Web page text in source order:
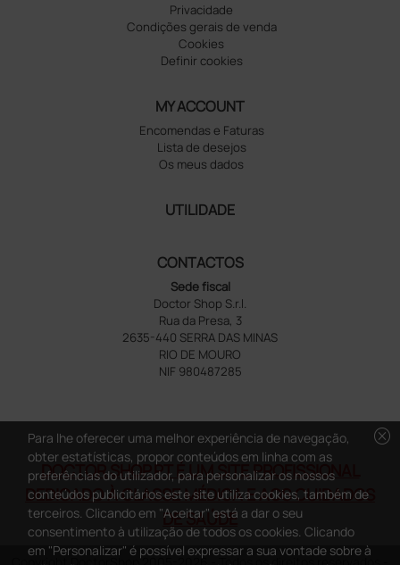
Privacidade
Condições gerais de venda
Cookies
Definir cookies
MY ACCOUNT
Encomendas e Faturas
Lista de desejos
Os meus dados
UTILIDADE
CONTACTOS
Sede fiscal
Doctor Shop S.r.l.
Rua da Presa, 3
2635-440 SERRA DAS MINAS
RIO DE MOURO
NIF 980487285
DOCTOR SHOP.PT É UM SITE PROFISSIONAL
DEDICADO À CLASSE MÉDICA E AOS CUIDADOS
DE SAÚDE
Copyright DoctorShop 2005-2026 - Todos os direitos reservados -
cancel
Para lhe oferecer uma melhor experiência de navegação,
obter estatísticas, propor conteúdos em linha com as
preferências do utilizador, para personalizar os nossos
conteúdos publicitários este site utiliza cookies, também de
terceiros. Clicando em "Aceitar" está a dar o seu
consentimento à utilização de todos os cookies. Clicando
em "Personalizar" é possível expressar a sua vontade sobre à